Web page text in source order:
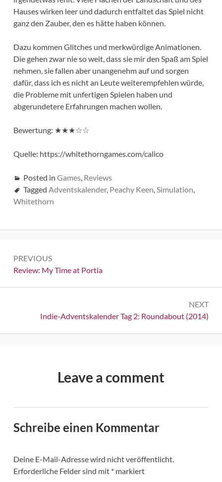
Hauses wirken leer und dadurch entfaltet das Spiel nicht
ganz den Zauber, den es hätte haben können.
Dazu kommen Glitches und merkwürdige Animationen.
Die gehen zwar nie so weit, dass sie mir den Spaß am Spiel
nehmen, sie fallen aber unangenehm auf und sorgen
dafür, dass ich es nicht an Leute weiterempfehlen würde,
die Probleme mit unfertigen Spielen haben und
abgerundetere Erfahrungen machen wollen.
Bewertung: ★★★☆☆
Quelle: https://whitethorngames.com/calico
Posted in Games, Reviews
Tagged Adventskalender, Peachy Keen,Simulation,
Whitethorn
Navigation
PREVIOUS
Previous:
Review: My Time at Portia
NEXT
Next:
Indie-Adventskalender Tag 2: Roundabout (2014)
Leave a comment
Schreibe einen Kommentar
Deine E-Mail-Adresse wird nicht veröffentlicht.
Erforderliche Felder sind mit *markiert